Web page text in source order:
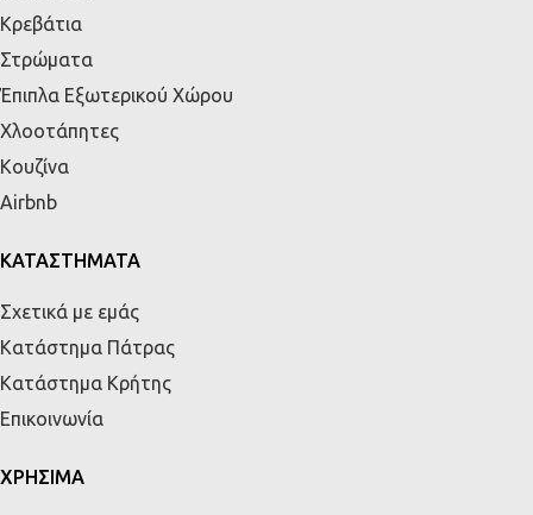
Κρεβάτια
Στρώματα
Έπιπλα Εξωτερικού Χώρου
Χλοοτάπητες
Κουζίνα
Airbnb
ΚΑΤΑΣΤΗΜΑΤΑ
Σχετικά με εμάς
Κατάστημα Πάτρας
Κατάστημα Κρήτης
Επικοινωνία
ΧΡΗΣΙΜΑ